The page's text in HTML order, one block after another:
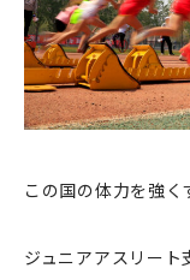
この国の体力を強く
ジュニアアスリート